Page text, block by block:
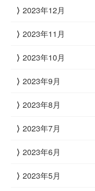
2023年12月
2023年11月
2023年10月
2023年9月
2023年8月
2023年7月
2023年6月
2023年5月